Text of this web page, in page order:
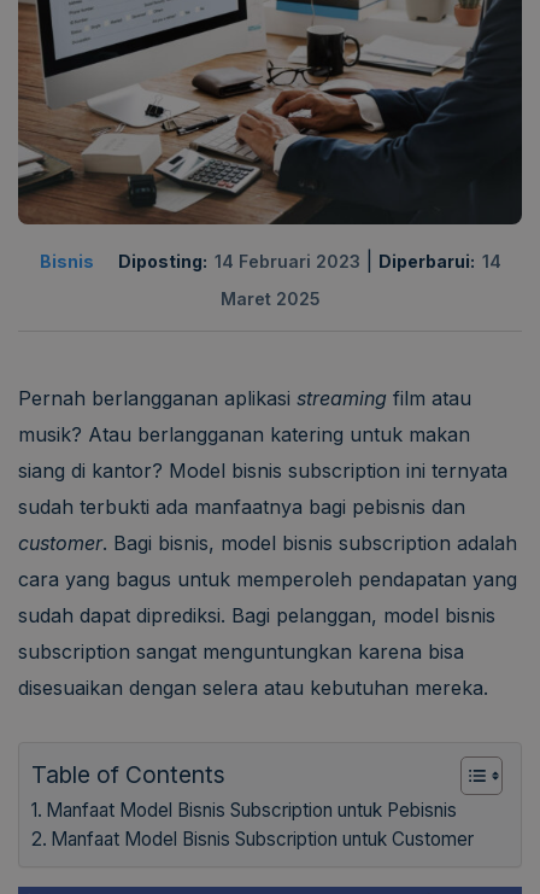
Bisnis Diposting: 14 Februari 2023 Diperbarui: 14
Maret 2025
Pernah berlangganan aplikasi streaming film atau
musik? Atau berlangganan katering untuk makan
siang di kantor? Model bisnis subscription ini ternyata
sudah terbukti ada manfaatnya bagi pebisnis dan
customer. Bagi bisnis, model bisnis subscription adalah
cara yang bagus untuk memperoleh pendapatan yang
sudah dapat diprediksi. Bagi pelanggan, model bisnis
subscription sangat menguntungkan karena bisa
disesuaikan dengan selera atau kebutuhan mereka.
Table of Contents
Manfaat Model Bisnis Subscription untuk Pebisnis
Manfaat Model Bisnis Subscription untuk Customer